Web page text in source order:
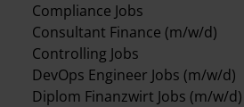
Compliance Jobs
Consultant Finance (m/w/d)
Controlling Jobs
DevOps Engineer Jobs (m/w/d)
Diplom Finanzwirt Jobs (m/w/d)